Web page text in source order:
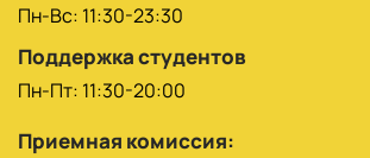
Пн-Вс: 11:30-23:30
Поддержка студентов
Пн-Пт: 11:30-20:00
Приемная комиссия: